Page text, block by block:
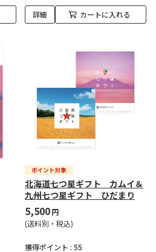
詳細 カートに入れる
北海道七つ星ギフト カムイ＆
九州七つ星ギフト ひだまり
5,500円
(送料別・税込)
獲得ポイント : 55